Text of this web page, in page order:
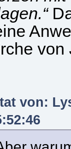
von: